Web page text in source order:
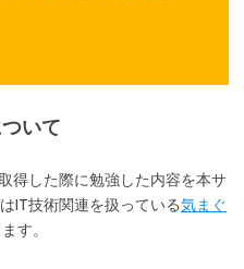
いて
得した際に勉強した内容を本サ
IT技術関連を扱っている気まぐ
す。